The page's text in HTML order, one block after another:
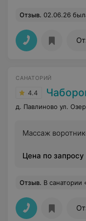
Отзыв. 02.06.26 была на приёме у кардиолог Киселевой,отношение как к пациенту у доктора очень плохое,читала наставление,почему я к ней пришла а не к врачу общей
САНАТОРИЙ
4.4
д. Павлиново ул.
Массаж
Цена по запросу
Отзыв. В санатории «Чаборок» мы с женой были три раза за два года: дважды в 2014 (конец апреля и начало декабря), один – в 2015 (конец ноября). Нам по